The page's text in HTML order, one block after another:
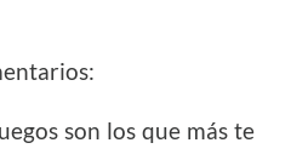
son los que más te